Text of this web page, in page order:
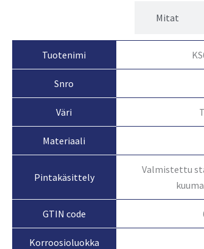
Mitat
Tuotenimi
Snro
Väri
Materiaali
Pintakäsittely
Valmistettu
GTIN code
Korroosioluokka